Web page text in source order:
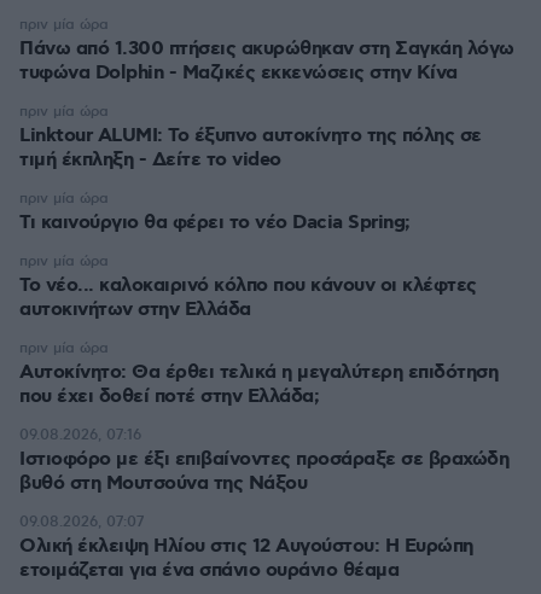
Πάνω από 1.300 πτήσεις ακυρώθηκαν στη Σαγκάη λόγω
τυφώνα Dolphin - Μαζικές εκκενώσεις στην Κίνα
πριν μία ώρα
Linktour ALUMI: Το έξυπνο αυτοκίνητο της πόλης σε
τιμή έκπληξη - Δείτε το video
πριν μία ώρα
Τι καινούργιο θα φέρει το νέο Dacia Spring;
πριν μία ώρα
Το νέο... καλοκαιρινό κόλπο που κάνουν οι κλέφτες
αυτοκινήτων στην Ελλάδα
πριν μία ώρα
Αυτοκίνητο: Θα έρθει τελικά η μεγαλύτερη επιδότηση
που έχει δοθεί ποτέ στην Ελλάδα;
πριν μία ώρα
Ιστιοφόρο με έξι επιβαίνοντες προσάραξε σε βραχώδη
βυθό στη Μουτσούνα της Νάξου
09.08.2026, 07:16
Ολική έκλειψη Ηλίου στις 12 Αυγούστου: Η Ευρώπη
ετοιμάζεται για ένα σπάνιο ουράνιο θέαμα
09.08.2026, 07:07